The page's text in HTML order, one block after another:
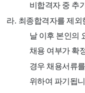
비합격자 중 추
라. 최종합격자를 제
날 이후 본인의
채용 여부가 확
경우 채용서류
위하여 파기됩